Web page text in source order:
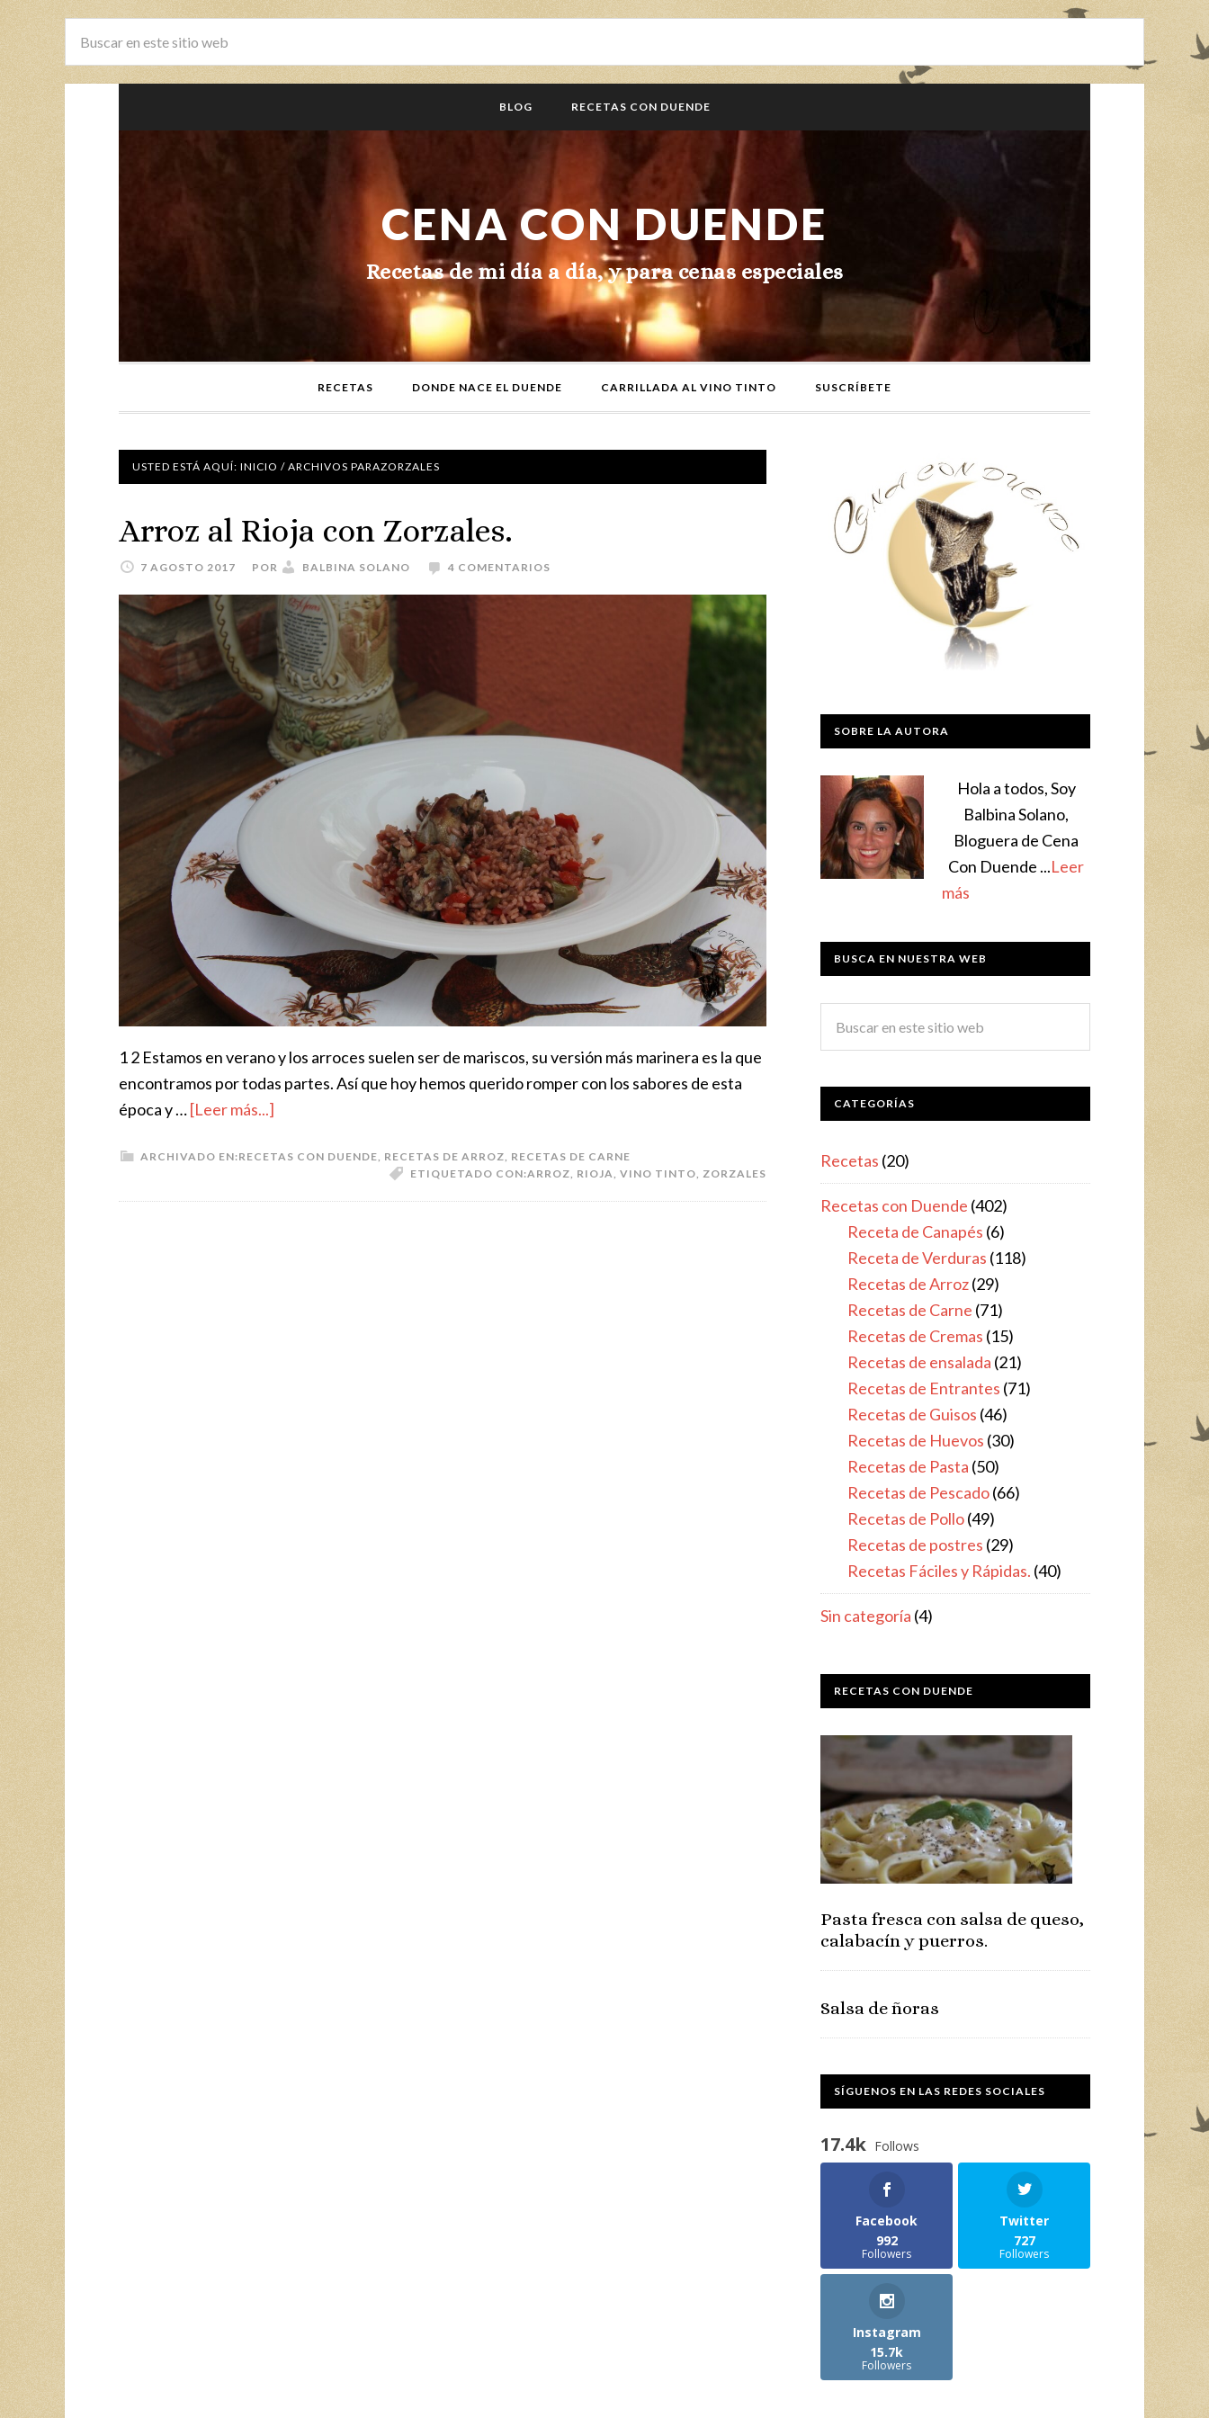
BLOG RECETAS CON DUENDE
CENA CON DUENDE
Recetas de mi día a día, y para cenas especiales
RECETAS DONDE NACE EL DUENDE CARRILLADA AL VINO TINTO SUSCRÍBETE
USTED ESTÁ AQUÍ: INICIO / ARCHIVOS PARAZORZALES
Arroz al Rioja con Zorzales.
7 AGOSTO 2017 POR BALBINA SOLANO 4 COMENTARIOS
1 2 Estamos en verano y los arroces suelen ser de mariscos, su versión más marinera es la que
encontramos por todas partes. Así que hoy hemos querido romper con los sabores de esta
época y …[Leer más...]
ARCHIVADO EN:RECETAS CON DUENDE RECETAS DE ARROZ RECETAS DE CARNE
ETIQUETADO CON:ARROZ RIOJA VINO TINTO ZORZALES
SOBRE LA AUTORA
Hola a todos, Soy
Balbina Solano,
Bloguera de Cena
Con Duende ...Leer
más
BUSCA EN NUESTRA WEB
CATEGORÍAS
Recetas (20)
Recetas con Duende (402)
Receta de Canapés (6)
Receta de Verduras (118)
Recetas de Arroz(29)
Recetas de Carne (71)
Recetas de Cremas (15)
Recetas de ensalada (21)
Recetas de Entrantes (71)
Recetas de Guisos (46)
Recetas de Huevos (30)
Recetas de Pasta (50)
Recetas de Pescado(66)
Recetas de Pollo(49)
Recetas de postres (29)
Recetas Fáciles y Rápidas. (40)
Sin categoría (4)
RECETAS CON DUENDE
Pasta fresca con salsa de queso,
calabacín y puerros.
Salsa de ñoras
SÍGUENOS EN LAS REDES SOCIALES
17.4k Follows
Facebook
992
Followers
Twitter
727
Followers
Instagram
15.7k
Followers